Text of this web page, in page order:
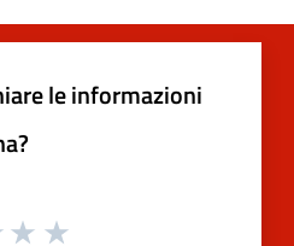
le informazioni